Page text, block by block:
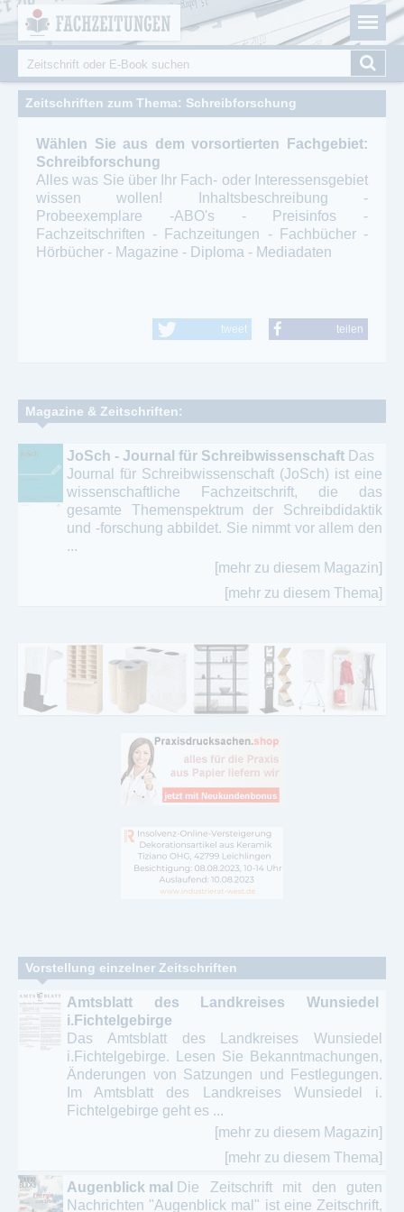
Fachzeitungen.de - Das unabhängige Portal für
Fachmagazine Fachpublikationen & eBooks
Suchformular
Suche
Zeitschriften zum Thema: Schreibforschung
Wählen Sie aus dem vorsortierten Fachgebiet:
Schreibforschung
Alles was Sie über Ihr Fach- oder Interessensgebiet
wissen wollen! Inhaltsbeschreibung -
Probeexemplare -ABO's - Preisinfos -
Fachzeitschriften - Fachzeitungen - Fachbücher -
Hörbücher - Magazine - Diploma - Mediadaten
tweet teilen
Magazine & Zeitschriften:
JoSch - Journal für Schreibwissenschaft Das
Journal für Schreibwissenschaft (JoSch) ist eine
wissenschaftliche Fachzeitschrift, die das
gesamte Themenspektrum der Schreibdidaktik
und -forschung abbildet. Sie nimmt vor allem den
...
[mehr zu diesem Magazin]
[mehr zu diesem Thema]
Vorstellung einzelner Zeitschriften
Amtsblatt des Landkreises Wunsiedel
i.Fichtelgebirge
Das Amtsblatt des Landkreises Wunsiedel
i.Fichtelgebirge. Lesen Sie Bekanntmachungen,
Änderungen von Satzungen und Festlegungen.
Im Amtsblatt des Landkreises Wunsiedel i.
Fichtelgebirge geht es ...
[mehr zu diesem Magazin]
[mehr zu diesem Thema]
Augenblick mal
Die Zeitschrift mit den guten
Nachrichten "Augenblick mal" ist eine Zeitschrift,
Cookie-Einstellungen